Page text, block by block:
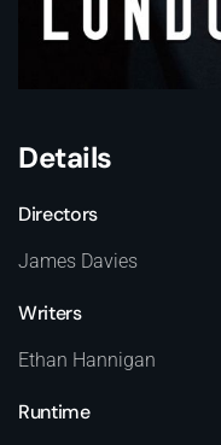
Details
Directors
James Davies
Writers
Ethan Hannigan
Runtime